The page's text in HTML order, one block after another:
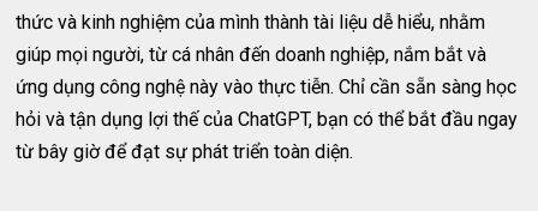
thức và kinh nghiệm của mình thành tài liệu dễ hiểu, nhằm
giúp mọi người, từ cá nhân đến doanh nghiệp, nắm bắt và
ứng dụng công nghệ này vào thực tiễn. Chỉ cần sẵn sàng học
hỏi và tận dụng lợi thế của ChatGPT, bạn có thể bắt đầu ngay
từ bây giờ để đạt sự phát triển toàn diện.